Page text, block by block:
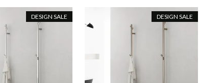
DESIGN SALE DESIGN SALE